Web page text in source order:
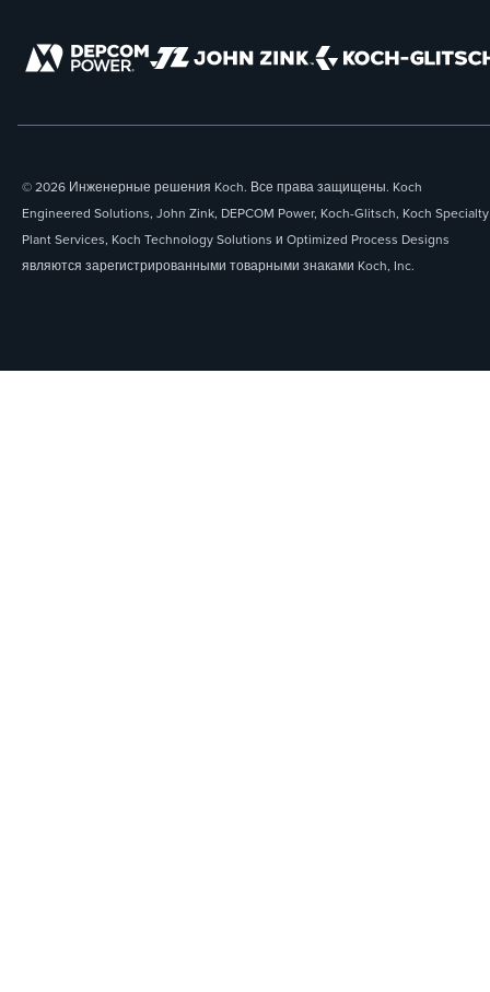
© 2026 Инженерные решения Koch. Все права защищены. Koch
Engineered Solutions, John Zink, DEPCOM Power, Koch-Glitsch, Koch Specialty
Plant Services, Koch Technology Solutions и Optimized Process Designs
являются зарегистрированными товарными знаками Koch, Inc.